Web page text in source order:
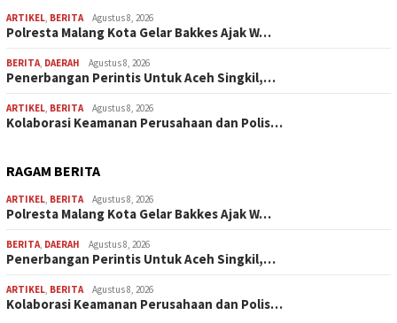
ARTIKEL, BERITA Agustus 8, 2026
Polresta Malang Kota Gelar Bakkes Ajak W…
BERITA, DAERAH Agustus 8, 2026
Penerbangan Perintis Untuk Aceh Singkil,…
ARTIKEL, BERITA Agustus 8, 2026
Kolaborasi Keamanan Perusahaan dan Polis…
RAGAM BERITA
ARTIKEL, BERITA Agustus 8, 2026
Polresta Malang Kota Gelar Bakkes Ajak W…
BERITA, DAERAH Agustus 8, 2026
Penerbangan Perintis Untuk Aceh Singkil,…
ARTIKEL, BERITA Agustus 8, 2026
Kolaborasi Keamanan Perusahaan dan Polis…